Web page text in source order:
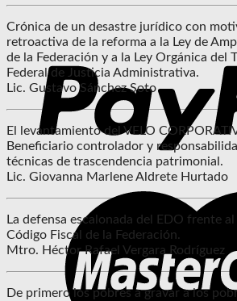
Crónica de un desastre jurídico con
retroactiva de la reforma a la Ley de
de la Federación y a la Ley Orgánica del
Federal de Justicia Administrativa.
Lic. Gustavo Sánchez Soto
El levantamiento del VELO
Beneficiario controlador y
técnicas de trascendencia patrimonial.
Lic. Giovanna Marlene Aldrete Hurtado
La defensa escalonada del EDO frente
Código Fiscal de la Federación.
Mtro. Héctor Rafael Vergara Rodríguez
De primero los pobres a gravar a los